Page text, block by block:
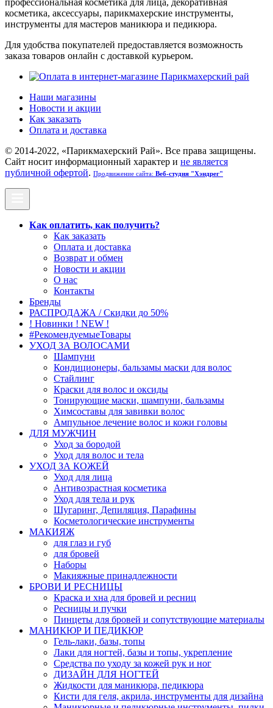
профессиональная косметика для лица, декоративная
косметика, аксессуары, парикмахерские инструменты,
инструменты для мастеров маникюра и педикюра.
Для удобства покупателей предоставляется возможность
заказа товаров онлайн с доставкой курьером.
Наши магазины
Новости и акции
Как заказать
Оплата и доставка
© 2014-2022, «Парикмахерский Рай». Все права защищены.
Cайт носит информационный характер и не является
публичной офертой. Продвижение сайта: Веб-студия "Хэндрег"
Как оплатить, как получить?
Как заказать
Оплата и доставка
Возврат и обмен
Новости и акции
О нас
Контакты
Бренды
РАСПРОДАЖА / Скидки до 50%
! Новинки ! NEW !
#РекомендуемыеТовары
УХОД ЗА ВОЛОСАМИ
Шампуни
Кондиционеры, бальзамы маски для волос
Стайлинг
Краски для волос и оксиды
Тонирующие маски, шампуни, бальзамы
Химсоставы для завивки волос
Ампульное лечение волос и кожи головы
ДЛЯ МУЖЧИН
Уход за бородой
Уход для волос и тела
УХОД ЗА КОЖЕЙ
Уход для лица
Антивозрастная косметика
Уход для тела и рук
Шугаринг, Депиляция, Парафины
Косметологические инструменты
МАКИЯЖ
для глаз и губ
для бровей
Наборы
Макияжные принадлежности
БРОВИ И РЕСНИЦЫ
Краска и хна для бровей и ресниц
Ресницы и пучки
Пинцеты для бровей и сопутствующие материалы
МАНИКЮР И ПЕДИКЮР
Гель-лаки, базы, топы
Лаки для ногтей, базы и топы, укрепление
Средства по уходу за кожей рук и ног
ДИЗАЙН ДЛЯ НОГТЕЙ
Жидкости для маникюра, педикюра
Кисти для геля, акрила, инструменты для дизайна